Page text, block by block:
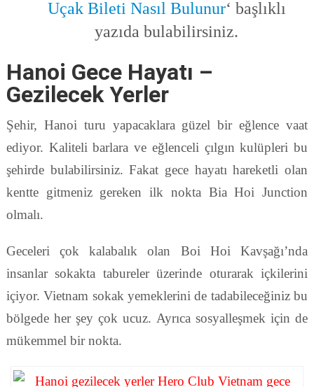
Uçak Bileti Nasıl Bulunur‘ başlıklı
yazıda bulabilirsiniz.
Hanoi Gece Hayatı –
Gezilecek Yerler
Şehir, Hanoi turu yapacaklara güzel bir eğlence vaat
ediyor. Kaliteli barlara ve eğlenceli çılgın kulüpleri bu
şehirde bulabilirsiniz. Fakat gece hayatı hareketli olan
kentte gitmeniz gereken ilk nokta Bia Hoi Junction
olmalı.
Geceleri çok kalabalık olan Boi Hoi Kavşağı’nda
insanlar sokakta tabureler üzerinde oturarak içkilerini
içiyor. Vietnam sokak yemeklerini de tadabileceğiniz bu
bölgede her şey çok ucuz. Ayrıca sosyalleşmek için de
mükemmel bir nokta.